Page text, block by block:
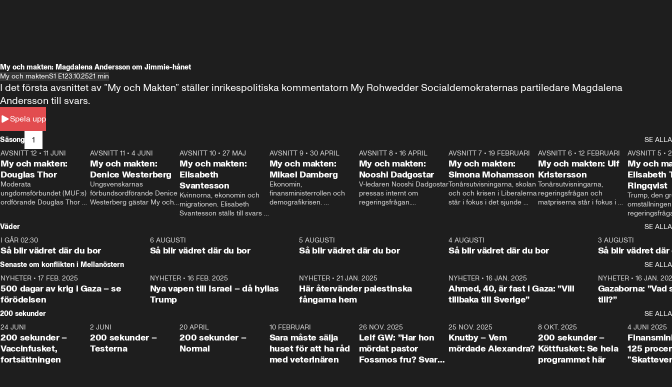
My och makten: Magdalena Andersson om Jimmie-hånet
My och maktenS1 E123.10.2521 min
Spela upp
I det första avsnittet av ”My och Makten” ställer inrikespolitiska kommentatorn My Rohwedder Socialdemokraternas partiledare Magdalena
Andersson till svars.
Säsong 1
SE ALLA
26:27
AVSNITT 12 • 11 JUNI
My och makten:
Douglas Thor
Moderata
ungdomsförbundet (MUF:s)
ordförande Douglas Thor
tonårsutvisningarna och hur
Moderaterna ska locka
väljare till valet i höst.
23:40
AVSNITT 11 •4 JUNI
My och makten:
Denice Westerberg
Ungsvenskarnas
förbundsordförande Denice
Westerberg gästar My och
AVSNITT 10 •27 MAJ
My och makten:
Elisabeth
Svantesson
Kvinnorna, ekonomin och
migrationen. Elisabeth
Svantesson ställs till svars
AVSNITT 9• 30 APRIL
My och makten:
Mikael Damberg
Ekonomin,
finansministerrollen och
demografikrisen.
och Makten.
AVSNITT 8• 16 APRIL
My och makten:
Nooshi Dadgostar
V-ledaren Nooshi Dadgostar
pressas internt om
regeringsfrågan.
– Vi ställer upp i val. Ska vi
vara med så sitter vi förstås
24:30
AVSNITT 7• 19 FEBRUARI
My och makten:
Simona Mohamsson
Tonårsutvisningarna, skolan
och och krisen i Liberalerna
står i fokus i det sjunde
kommentator My
Rohwedder ställer
utbildnings- och
Mohamsson till svars.
27:30
AVSNITT 6 •12 FEBRUARI
My och makten: Ulf
Kristersson
Tonårsutvisningarna,
regeringsfrågan och
matpriserna står i fokus i
Rohwedder ställer
statsminister Ulf Kristersson
AVSNITT 5 •
My och
Elisabeth
Ringqvist
Trump, den
centrum i
avsnittet av
Makten”. Se
Aftonbladets
Rohwedder
Thand Ring
Väder
SE ALLA
I GÅR 02:30
Så blir vädret där du bor
1:06
6 AUGUSTI
Så blir vädret där du bor
5 AUGUSTI
Så blir vädret där du bor
4 AUGUSTI
Så blir vädret där du bor
3 AUGUSTI
Så blir vädret där
Senaste om konflikten i Mellanöstern
SE ALLA
NYHETER • 17 FEB. 2025
500 dagar av krig i Gaza – se
förödelsen
NYHETER• 16 FEB. 2025
Nya vapen till Israel – då hyllas
Trump
NYHETER •21 JAN. 2025
Här återvänder palestinska
fångarna hem
NYHETER• 16 JAN. 2025
Ahmed, 40, är fast i Gaza: ”Vill
tillbaka till Sverige”
NYHETER• 16 JAN.
Gazaborna:
till?”
200 sekunder
SE ALLA
5:00
24 JUNI
200 sekunder –
Vaccinfusket,
fortsättningen
4:23
2 JUNI
200 sekunder –
Testerna
20 APRIL
200 sekunder –
Normal
10 FEBRUARI
Sara måste sälja
huset för att ha råd
med veterinären
26 NOV. 2025
Leif GW: ”Har hon
mördat pastor
Fossmos fru? Svar
31:05
25 NOV. 2025
Knutby – Vem
mördade Alexandra?
4:29
8 OKT. 2025
200 sekunder –
Köttfusket: Se hela
programmet här
4 JUNI 2025
125